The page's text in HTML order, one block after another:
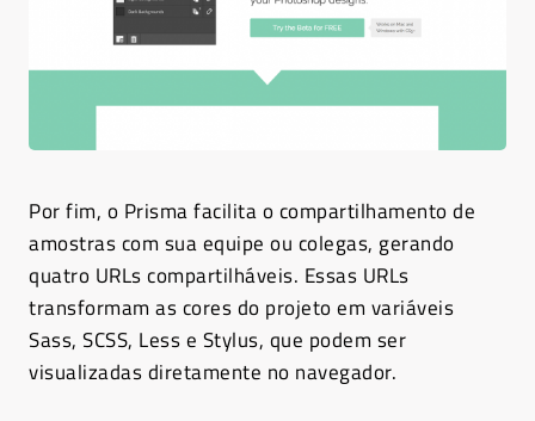
Por fim, o Prisma facilita o compartilhamento de
amostras com sua equipe ou colegas, gerando
quatro URLs compartilháveis. Essas URLs
transformam as cores do projeto em variáveis
Sass, SCSS, Less e Stylus, que podem ser
visualizadas diretamente no navegador.